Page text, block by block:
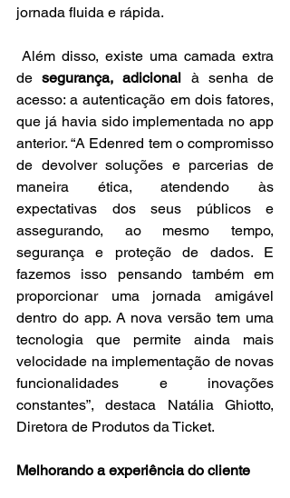
jornada fluida e rápida.
Além disso, existe uma camada extra
de segurança, adicional à senha de
acesso: a autenticação em dois fatores,
que já havia sido implementada no app
anterior. “A Edenred tem o compromisso
de devolver soluções e parcerias de
maneira ética, atendendo às
expectativas dos seus públicos e
assegurando, ao mesmo tempo,
segurança e proteção de dados. E
fazemos isso pensando também em
proporcionar uma jornada amigável
dentro do app. A nova versão tem uma
tecnologia que permite ainda mais
velocidade na implementação de novas
funcionalidades e inovações
constantes”, destaca Natália Ghiotto,
Diretora de Produtos da Ticket.
Melhorando a experiência do cliente